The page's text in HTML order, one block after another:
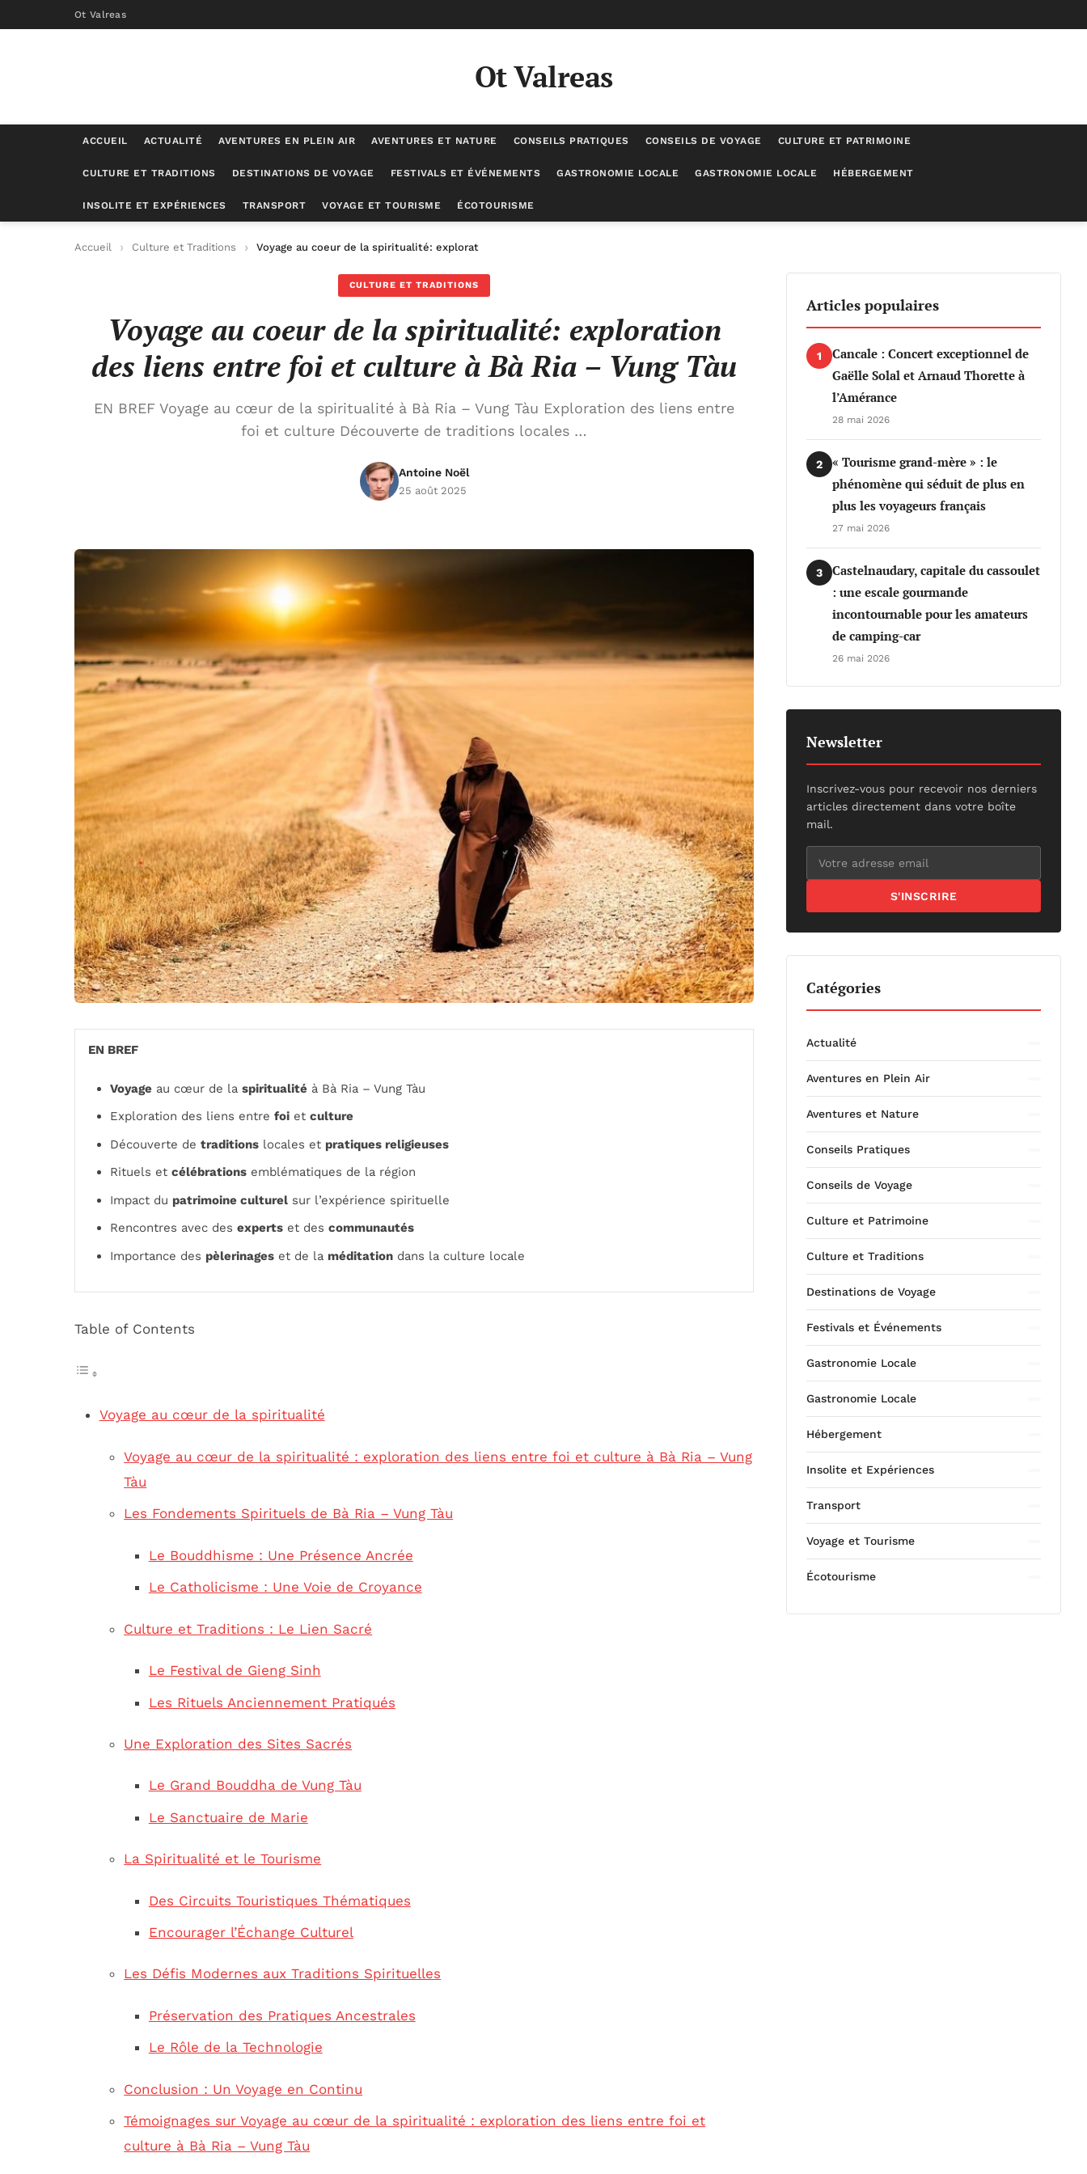
Ot Valreas
Ot Valreas
ACCUEIL ACTUALITÉ AVENTURES EN PLEIN AIR AVENTURES ET NATURE CONSEILS PRATIQUES CONSEILS DE VOYAGE CULTURE ET PATRIMOINE
CULTURE ET TRADITIONS DESTINATIONS DE VOYAGE FESTIVALS ET ÉVÉNEMENTS GASTRONOMIE LOCALE GASTRONOMIE LOCALE HÉBERGEMENT
INSOLITE ET EXPÉRIENCES TRANSPORT VOYAGE ET TOURISME ÉCOTOURISME
Accueil Culture et Traditions Voyage au coeur de la spiritualité: exploration des liens entre foi et culture à Bà Ria – Vung Tàu
CULTURE ET TRADITIONS
Voyage au coeur de la spiritualité: exploration
des liens entre foi et culture à Bà Ria – Vung Tàu
EN BREF Voyage au cœur de la spiritualité à Bà Ria – Vung Tàu Exploration des liens entre
foi et culture Découverte de traditions locales …
Antoine Noël
25 août 2025
EN BREF
Voyage au cœur de la spiritualité à Bà Ria – Vung Tàu
Exploration des liens entre foi et culture
Découverte de traditions locales et pratiques religieuses
Rituels et célébrations emblématiques de la région
Impact du patrimoine culturel sur l’expérience spirituelle
Rencontres avec des experts et des communautés
Importance des pèlerinages et de la méditation dans la culture locale
Table of Contents
Voyage au cœur de la spiritualité
Voyage au cœur de la spiritualité : exploration des liens entre foi et culture à Bà Ria – Vung
Tàu
Les Fondements Spirituels de Bà Ria – Vung Tàu
Le Bouddhisme : Une Présence Ancrée
Le Catholicisme : Une Voie de Croyance
Culture et Traditions : Le Lien Sacré
Le Festival de Gieng Sinh
Les Rituels Anciennement Pratiqués
Une Exploration des Sites Sacrés
Le Grand Bouddha de Vung Tàu
Le Sanctuaire de Marie
La Spiritualité et le Tourisme
Des Circuits Touristiques Thématiques
Encourager l’Échange Culturel
Les Défis Modernes aux Traditions Spirituelles
Préservation des Pratiques Ancestrales
Le Rôle de la Technologie
Conclusion : Un Voyage en Continu
Témoignages sur Voyage au cœur de la spiritualité : exploration des liens entre foi et
culture à Bà Ria – Vung Tàu
Articles populaires
1
Cancale : Concert exceptionnel de
Gaëlle Solal et Arnaud Thorette à
l’Amérance
28 mai 2026
2
« Tourisme grand-mère » : le
phénomène qui séduit de plus en
plus les voyageurs français
27 mai 2026
3
Castelnaudary, capitale du cassoulet
: une escale gourmande
incontournable pour les amateurs
de camping-car
26 mai 2026
Newsletter
Inscrivez-vous pour recevoir nos derniers
articles directement dans votre boîte
mail.
S'INSCRIRE
Catégories
Actualité
Aventures en Plein Air
Aventures et Nature
Conseils Pratiques
Conseils de Voyage
Culture et Patrimoine
Culture et Traditions
Destinations de Voyage
Festivals et Événements
Gastronomie Locale
Gastronomie Locale
Hébergement
Insolite et Expériences
Transport
Voyage et Tourisme
Écotourisme